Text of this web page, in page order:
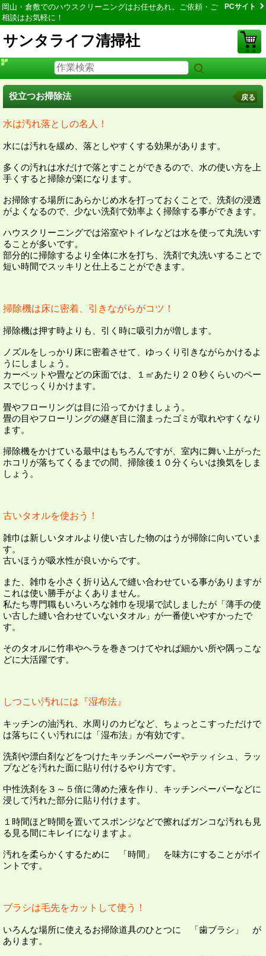
岡山・倉敷でのハウスクリーニングはお任せあれ。ご依頼・ご
相談はお気軽に！
PCサイト
サンタライフ清掃社
役立つお掃除法 戻る
水は汚れ落としの名人！
水には汚れを緩め、落としやすくする効果があります。
多くの汚れは水だけで落とすことができるので、水の使い方を上
手くすると掃除が楽になります。
お掃除する場所にあらかじめ水を打っておくことで、洗剤の浸透
がよくなるので、少ない洗剤で効率よく掃除する事ができます。
ハウスクリーニングでは浴室やトイレなどは水を使って丸洗いす
ることが多いです。
部分的に掃除するより全体に水を打ち、洗剤で丸洗いすることで
短い時間でスッキリと仕上ることができます。
掃除機は床に密着、引きながらがコツ！
掃除機は押す時よりも、引く時に吸引力が増します。
ノズルをしっかり床に密着させて、ゆっくり引きながらかけるよ
うにしましょう。
カーペットや畳などの床面では、１㎡あたり２０秒くらいのペー
スでじっくりかけます。
畳やフローリングは目に沿ってかけましょう。
畳の目やフローリングの継ぎ目に溜まったゴミが取れやすくなり
ます。
掃除機をかけている最中はもちろんですが、室内に舞い上がった
ホコリが落ちてくるまでの間、掃除後１０分くらいは換気をしま
しょう。
古いタオルを使おう！
雑巾は新しいタオルより使い古した物のはうが掃除に向いていま
す。
古いほうが吸水性が良いからです。
また、雑巾を小さく折り込んで縫い合わせている事がありますが
これは使い勝手がよくありません。
私たち専門職もいろいろな雑巾を現場で試しましたが「薄手の使
い古した縫い合わせていないタオル」が一番使いやすかったで
す。
そのタオルに竹串やヘラを巻きつけてやれば細かい所や隅っこな
どに大活躍です。
しつこい汚れには『湿布法』
キッチンの油汚れ、水周りのカビなど、ちょっとこすっただけで
は落ちにくい汚れには「湿布法」が有効です。
洗剤や漂白剤などをつけたキッチンペーパーやテッィシュ、ラッ
プなどを汚れた面に貼り付けるやり方です。
中性洗剤を３～５倍に薄めた液を作り、キッチンペーパーなどに
浸して汚れた部分に貼り付けます。
１時間ほど時間を置いてスポンジなどで擦ればガンコな汚れも見
る見る間にキレイになりますよ。
汚れを柔らかくするために 「時間」 を味方にすることがポイ
ントです。
ブラシは毛先をカットして使う！
いろんな場所に使えるお掃除道具のひとつに 「歯ブラシ」 が
あります。